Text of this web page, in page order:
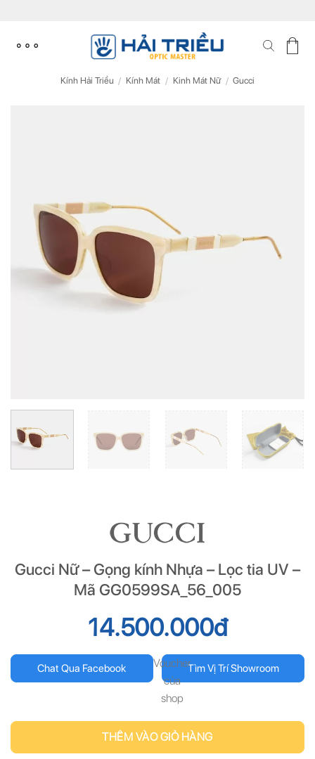
content
Kính Hải Triều / Kính Mát / Kinh Mát Nữ / Gucci
Gucci Nữ – Gọng kính Nhựa – Lọc tia UV –
Mã GG0599SA_56_005
14.500.000đ
Chat Qua Facebook Tìm Vị Trí Showroom
Voucher
của
shop
THÊM VÀO GIỎ HÀNG